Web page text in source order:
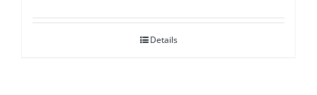
Details